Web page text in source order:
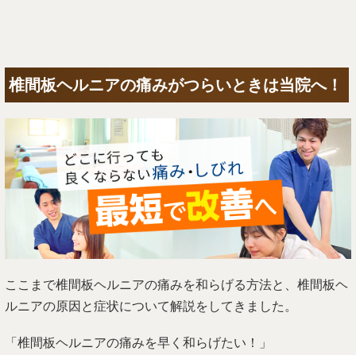
椎間板ヘルニアの痛みがつらいときは当院へ！
ここまで椎間板ヘルニアの痛みを和らげる方法と、椎間板ヘ
ルニアの原因と症状について解説をしてきました。
「椎間板ヘルニアの痛みを早く和らげたい！」